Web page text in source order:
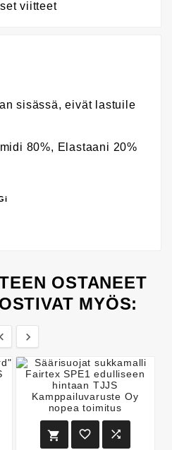
viitteet
sisässä, eivät lastuile
80%, Elastaani 20%
OSTANEET
MYÖS:
 
  